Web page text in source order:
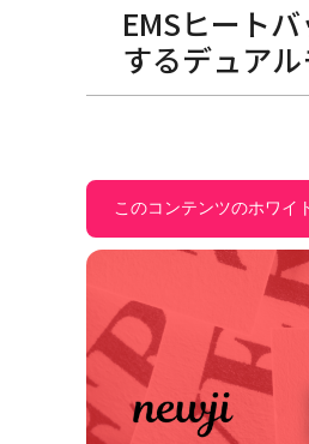
EMSヒート
するデュア
このコンテンツのホワイ